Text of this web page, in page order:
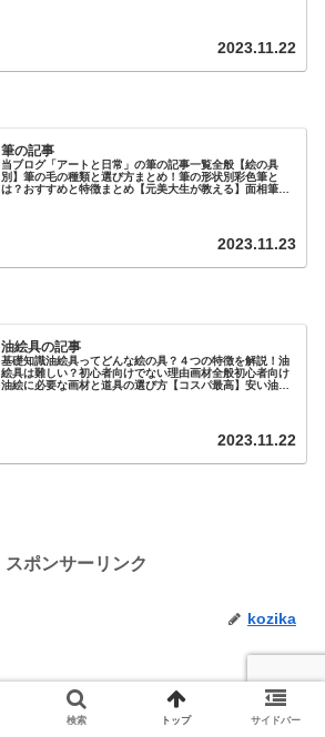
2023.11.22
筆の記事
当ブログ「アートと日常」の筆の記事一覧全般【絵の具
別】筆の毛の種類と選び方まとめ！筆の形状別彩色筆と
は？おすすめと特徴まとめ【元美大生が教える】面相筆と
2023.11.23
油絵具の記事
基礎知識油絵具ってどんな絵の具？４つの特徴を解説！油
絵具は難しい？初心者向けでない理由画材全般初心者向け
油絵に必要な画材と道具の選び方【コスパ最高】安い油絵
2023.11.22
スポンサーリンク
kozika
検索 トップ サイドバー